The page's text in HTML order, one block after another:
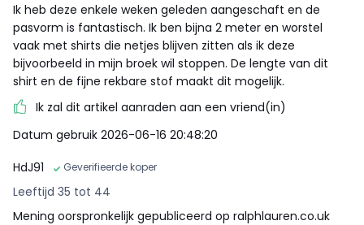
Ik heb deze enkele weken geleden aangeschaft en de
pasvorm is fantastisch. Ik ben bijna 2 meter en worstel
vaak met shirts die netjes blijven zitten als ik deze
bijvoorbeeld in mijn broek wil stoppen. De lengte van dit
shirt en de fijne rekbare stof maakt dit mogelijk.
Ik zal dit artikel aanraden aan een vriend(in)
Datum gebruik 2026-06-16 20:48:20
HdJ91
Geverifieerde koper
Leeftijd 35 tot 44
Mening oorspronkelijk gepubliceerd op ralphlauren.co.uk